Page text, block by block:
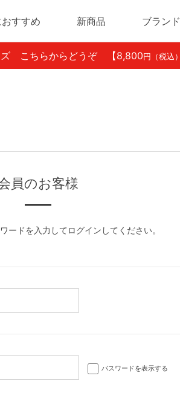
すすめ 新商品 ブランド
ズ こちらからどうぞ 【8,800 円（税込）
員のお客様
ードを入力してログインしてください。
パスワードを表示する